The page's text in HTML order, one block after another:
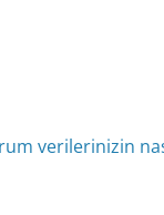
verilerinizin